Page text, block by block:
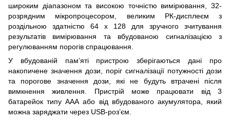
широким діапазоном та високою точністю вимірювання, 32-
розрядним мікропроцесором, великим РК-дисплеєм з
роздільною здатністю 64 х 128 для зручного зчитування
результатів вимірювання та вбудованою сигналізацією з
регулюванням порогів спрацювання.
У вбудованій пам’яті пристрою зберігаються дані про
накопичене значення дози, поріг сигналізації потужності дози
та порогове значення дози, які не будуть втрачені після
вимкнення живлення. Пристрій може працювати від 3
батарейок типу ААА або від вбудованого акумулятора, який
можна заряджати через USB-роз’єм.